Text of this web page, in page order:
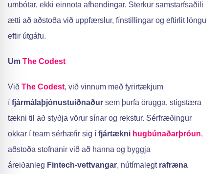
umbótar, ekki einnota afhendingar. Sterkur samstarfsaðili
ætti að aðstoða við uppfærslur, fínstillingar og eftirlit löngu
eftir útgáfu.
Um The Codest
Við The Codest, við vinnum með fyrirtækjum
í fjármálaþjónustuiðnaður sem þurfa örugga, stigstæra
tækni til að styðja vörur sínar og rekstur. Sérfræðingur
okkar í team sérhæfir sig í fjártækni hugbúnaðarþróun,
aðstoða stofnanir við að hanna og byggja
áreiðanleg Fintech-vettvangar, nútímalegt rafræna